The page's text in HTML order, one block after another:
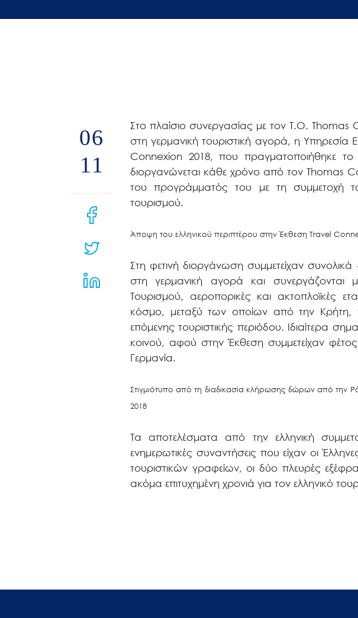
06
11
Στο πλαίσιο συνεργασίας με τον Τ.Ο.
στη γερμανική τουριστική αγορά, η Υπηρεσία
Connexion 2018, που πραγματοποιήθηκε
διοργανώνεται κάθε χρόνο από τον Thomas
του προγράμματός του με τη συμμετοχή
τουρισμού.
Άποψη του ελληνικού περιπτέρου στην Έκθεση Travel
Στη φετινή διοργάνωση συμμετείχαν συνολικά
στη γερμανική αγορά και συνεργάζονται
Τουρισμού, αεροπορικές και ακτοπλοϊκές
κόσμο, μεταξύ των οποίων από την Κρήτη,
επόμενης τουριστικής περιόδου. Ιδιαίτερα
κοινού, αφού στην Έκθεση συμμετείχαν
Γερμανία.
Στιγμιότυπο από τη διαδικασία κλήρωσης δώρων από την
2018
Τα αποτελέσματα από την ελληνική
ενημερωτικές συναντήσεις που είχαν οι
τουριστικών γραφείων, οι δύο πλευρές
ακόμα επιτυχημένη χρονιά για τον ελληνικό